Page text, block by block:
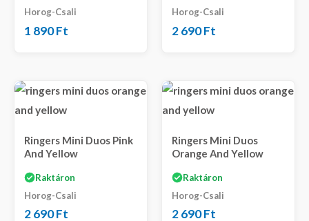
Horog-Csali
1 890Ft
Horog-Csali
2 690Ft
Ringers Mini Duos Pink
And Yellow
Raktáron
Horog-Csali
2 690Ft
Ringers Mini Duos
Orange And Yellow
Raktáron
Horog-Csali
2 690Ft